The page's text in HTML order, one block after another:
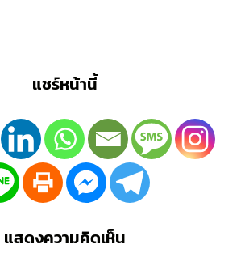
แชร์หน้านี้
แสดงความคิดเห็น